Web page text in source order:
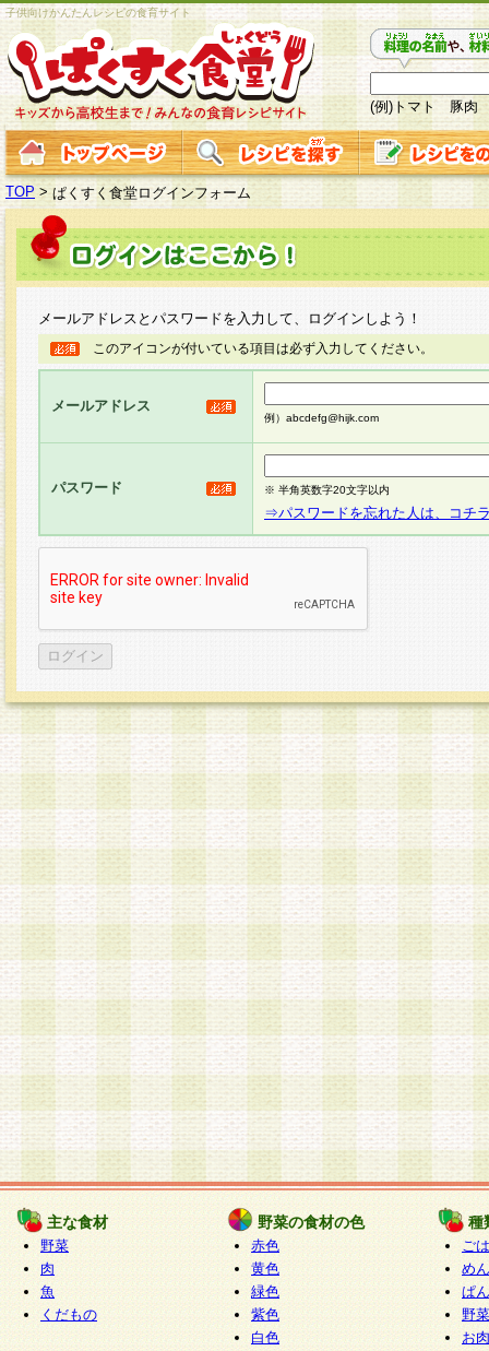
子供向けかんたんレシピの食育サイト
(例)トマト 豚肉
TOP > ぱくすく食堂ログインフォーム
メールアドレスとパスワードを入力して、ログインしよう！
このアイコンが付いている項目は必ず入力してください。
メールアドレス
例）abcdefg@hijk.com
パスワード ※ 半角英数字20文字以内
⇒パスワードを忘れた人は、コチ
主な食材
野菜
肉
魚
くだもの
野菜の食材の色
赤色
黄色
緑色
紫色
白色
種
ご
めん
ぱん
野
お